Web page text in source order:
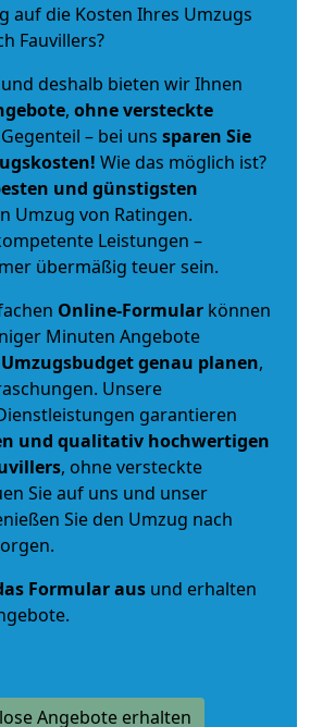
auf die Kosten Ihres Umzugs
Fauvillers?
deshalb bieten wir Ihnen
, ohne versteckte
– bei uns sparen Sie
Wie das möglich ist?
und günstigsten
Umzug von Ratingen.
Leistungen –
übermäßig teuer sein.
Online-Formular können
Minuten Angebote
Umzugsbudgetgenau planen,
Unsere
garantieren
und qualitativ hochwertigen
, ohne versteckte
Sie auf uns und unser
Sie den Umzug nach
Formular aus und erhalten
Angebote erhalten